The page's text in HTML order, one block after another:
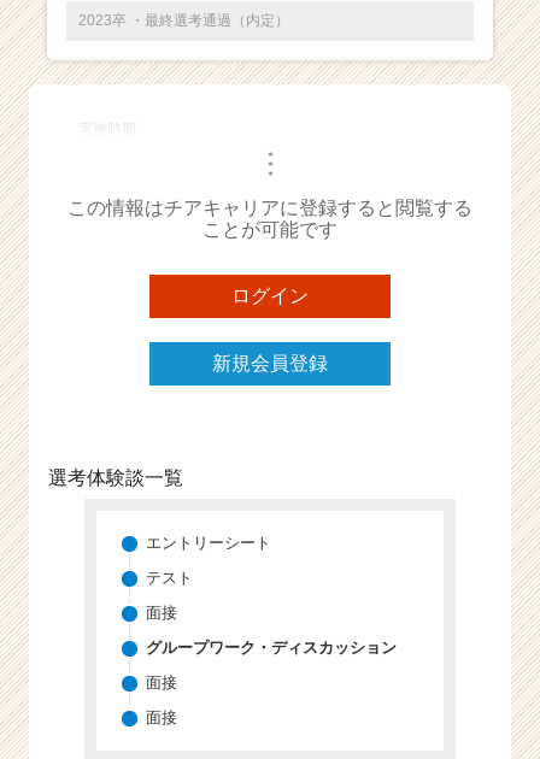
チ
ー・
成
ら
ス
ト
が
届
く
チ
リ
2023卒 ・最終選考通過（内定）
・・・
この情報はチアキャリアに登録すると閲覧する
ことが可能です
ログイン
新規会員登録
選考体験談一覧
エントリーシート
テスト
面接
グループワーク・ディスカッション
面接
面接